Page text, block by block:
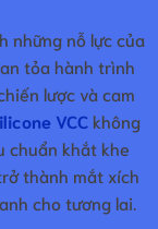
những nỗ lực của
tỏa hành trình
lược và cam
VCC không
chuẩn khắt khe
thành mắt xích
cho tương lai.